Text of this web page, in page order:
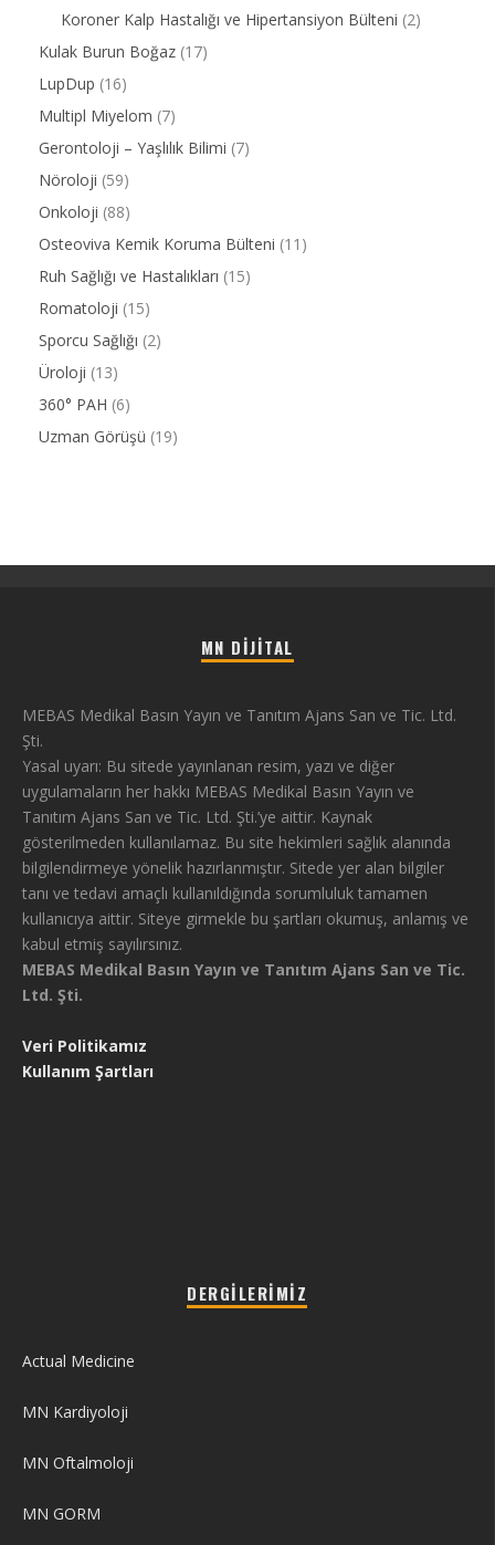
Koroner Kalp Hastalığı ve Hipertansiyon Bülteni (2)
Kulak Burun Boğaz (17)
LupDup (16)
Multipl Miyelom (7)
Gerontoloji – Yaşlılık Bilimi (7)
Nöroloji (59)
Onkoloji (88)
Osteoviva Kemik Koruma Bülteni (11)
Ruh Sağlığı ve Hastalıkları (15)
Romatoloji (15)
Sporcu Sağlığı (2)
Üroloji (13)
360° PAH (6)
Uzman Görüşü (19)
MN DIJITAL
MEBAS Medikal Basın Yayın ve Tanıtım Ajans San ve Tic. Ltd.
Şti.
Yasal uyarı: Bu sitede yayınlanan resim, yazı ve diğer
uygulamaların her hakkı MEBAS Medikal Basın Yayın ve
Tanıtım Ajans San ve Tic. Ltd. Şti.’ye aittir. Kaynak
gösterilmeden kullanılamaz. Bu site hekimleri sağlık alanında
bilgilendirmeye yönelik hazırlanmıştır. Sitede yer alan bilgiler
tanı ve tedavi amaçlı kullanıldığında sorumluluk tamamen
kullanıcıya aittir. Siteye girmekle bu şartları okumuş, anlamış ve
kabul etmiş sayılırsınız.
MEBAS Medikal Basın Yayın ve Tanıtım Ajans San ve Tic.
Ltd. Şti.
Veri Politikamız
Kullanım Şartları
DERGILERIMIZ
Actual Medicine
MN Kardiyoloji
MN Oftalmoloji
MN GORM